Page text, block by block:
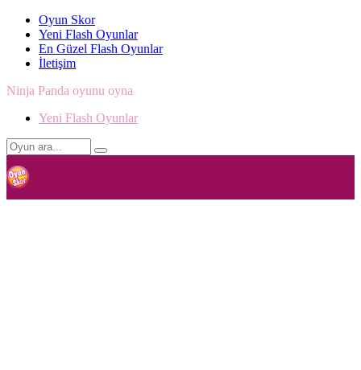
Oyun Skor
Yeni Flash Oyunlar
En Güzel Flash Oyunlar
İletişim
Ninja Panda oyunu oyna
Yeni Flash Oyunlar